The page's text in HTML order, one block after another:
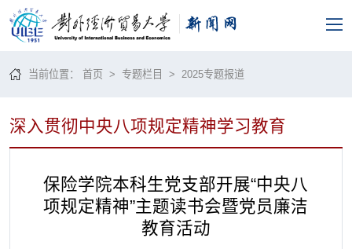
当前位置：首页 >专题栏目 > 2025专题报道
深入贯彻中央八项规定精神学习教育
保险学院本科生党支部开展“中央八
项规定精神”主题读书会暨党员廉洁
教育活动